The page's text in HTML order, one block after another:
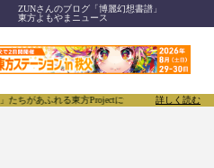
ZUNさんのブログ「博麗幻想書譜」
東方よもやまニュース
方Projectについて発信するメディアです。原
詳しく読む